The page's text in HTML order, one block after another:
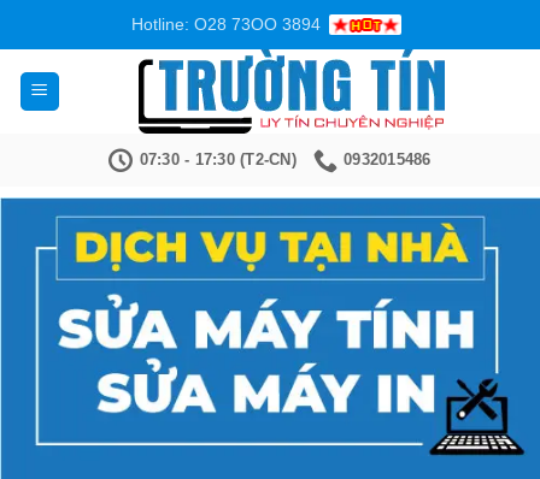
nội
dung
Hotline: O28 73OO 3894
07:30 - 17:30 (T2-CN) 0932015486